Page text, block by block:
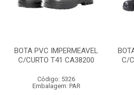
BOTA PVC IMPERMEAVEL
C/CURTO T41 CA38200
Código: 5326
Embalagem: PAR
C/